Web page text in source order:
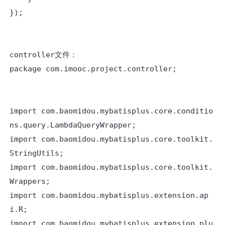
});
controller文件：
package com.imooc.project.controller;
import com.baomidou.mybatisplus.core.conditio
ns.query.LambdaQueryWrapper;
import com.baomidou.mybatisplus.core.toolkit.
StringUtils;
import com.baomidou.mybatisplus.core.toolkit.
Wrappers;
import com.baomidou.mybatisplus.extension.ap
i.R;